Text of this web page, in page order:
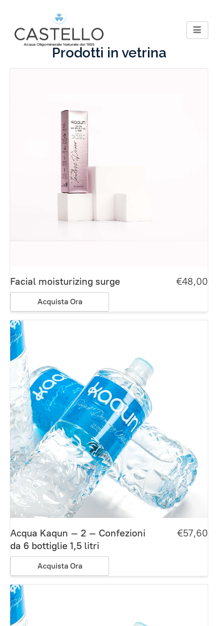
Prodotti in vetrina
€48,00
Facial moisturizing surge
Acquista Ora
€57,60
Acqua Kaqun – 2 – Confezioni
da 6 bottiglie 1,5 litri
Acquista Ora